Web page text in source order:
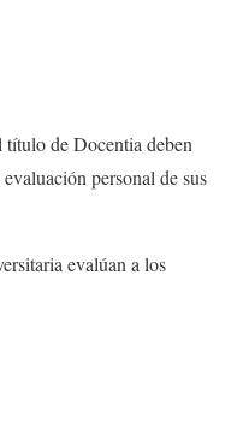
título de Docentia deben
personal de sus
evalúan a los